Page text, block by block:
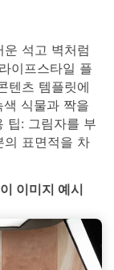
석고 벽처럼
이프스타일 플
텐츠 템플릿에
식물과 짝을
팁: 그림자를 부
의 표면적을 차
이미지 예시